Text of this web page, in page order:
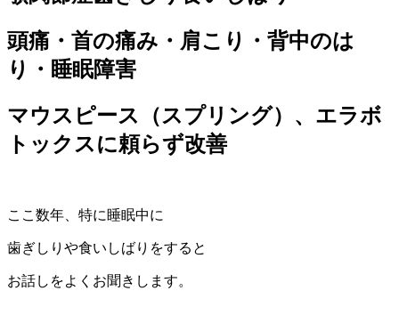
頭痛・首の痛み・肩こり・背中のは
り・睡眠障害
マウスピース（スプリング）、エラボ
トックスに頼らず改善
ここ数年、特に睡眠中に
歯ぎしりや食いしばりをすると
お話しをよくお聞きします。